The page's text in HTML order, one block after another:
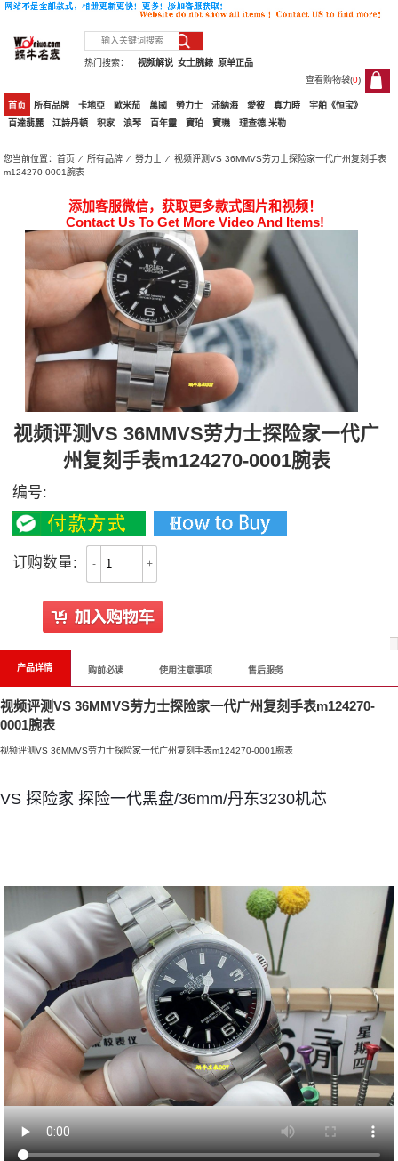
热门搜索： 原单正品
女士腕錶
视频解说
查看购物袋(0)
0
首页 所有品牌 卡地亞 歐米茄 萬國 勞力士 沛納海 愛彼 真力時
宇舶《恒宝》
百達翡麗
江詩丹頓 积家 浪琴 百年靈 寶珀 寶璣 理查德.米勒
您当前位置：首页 ⁄所有品牌 ⁄勞力士 ⁄ 视频评测VS 36MMVS劳力士探险家一代广州复刻手表
m124270-0001腕表
添加客服微信，获取更多款式图片和视频！
Contact Us To Get More Video And Items!
视频评测VS 36MMVS劳力士探险家一代广
州复刻手表m124270-0001腕表
编号:
订购数量: - +
产品详情 购前必读 使用注意事项 售后服务
视频评测VS 36MMVS劳力士探险家一代广州复刻手表m124270-
0001腕表
视频评测VS 36MMVS劳力士探险家一代广州复刻手表m124270-0001腕表
VS 探险家 探险一代黑盘/36mm/丹东3230机芯